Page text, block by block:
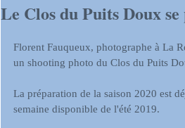
Le Clos du Puits Doux
Florent Fauqueux, photographe à La
un shooting photo du Clos du Puits
La préparation de la saison 2020 est
semaine disponible de l'été 2019.